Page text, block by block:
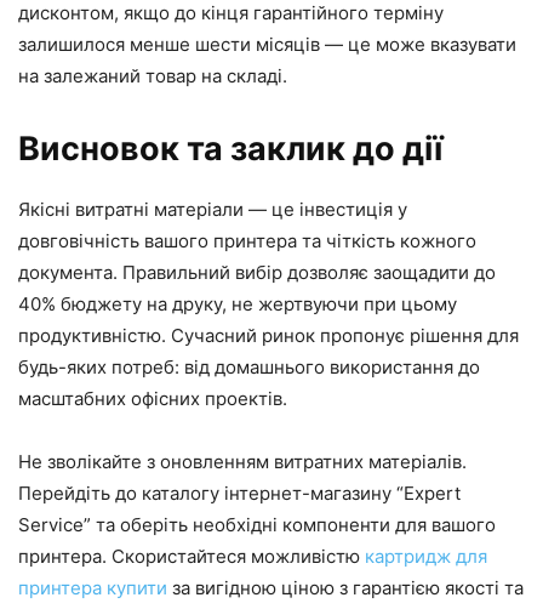
дисконтом, якщо до кінця гарантійного терміну
залишилося менше шести місяців — це може вказувати
на залежаний товар на складі.
Висновок та заклик до дії
Якісні витратні матеріали — це інвестиція у
довговічність вашого принтера та чіткість кожного
документа. Правильний вибір дозволяє заощадити до
40% бюджету на друку, не жертвуючи при цьому
продуктивністю. Сучасний ринок пропонує рішення для
будь-яких потреб: від домашнього використання до
масштабних офісних проектів.
Не зволікайте з оновленням витратних матеріалів.
Перейдіть до каталогу інтернет-магазину “Expert
Service” та оберіть необхідні компоненти для вашого
принтера. Скористайтеся можливістю картридж для
принтера купити за вигідною ціною з гарантією якості та